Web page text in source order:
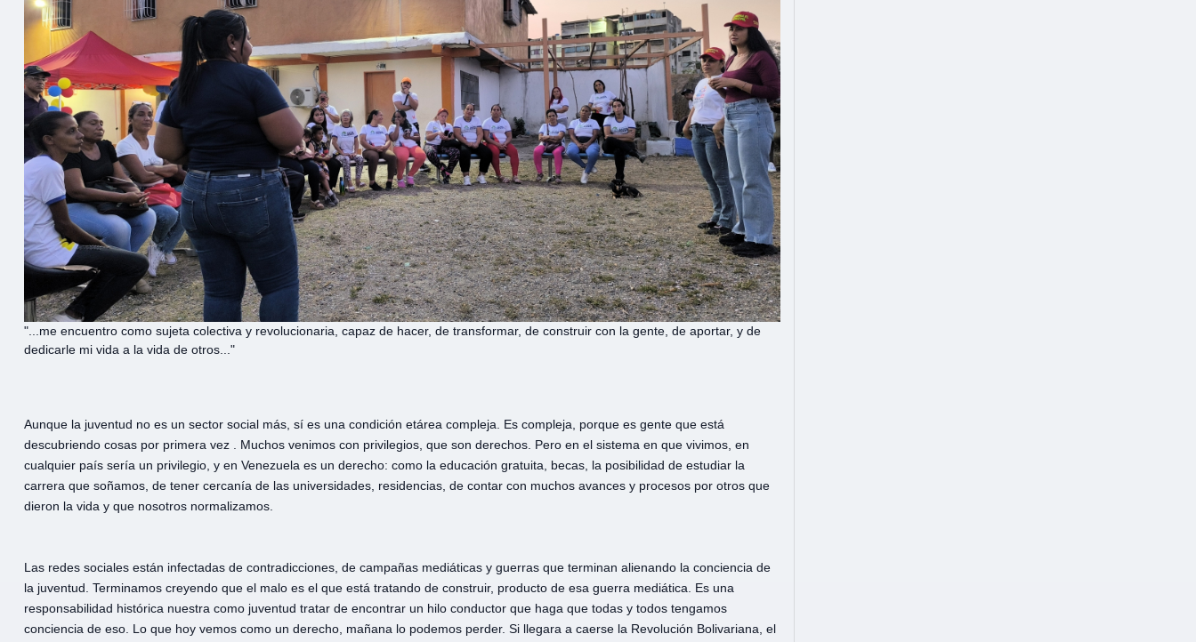
"...me encuentro como sujeta colectiva y revolucionaria, capaz de hacer, de transformar, de construir con la gente, de aportar, y de
dedicarle mi vida a la vida de otros..."
Aunque la juventud no es un sector social más, sí es una condición etárea compleja. Es compleja, porque es gente que está
descubriendo cosas por primera vez . Muchos venimos con privilegios, que son derechos. Pero en el sistema en que vivimos, en
cualquier país sería un privilegio, y en Venezuela es un derecho: como la educación gratuita, becas, la posibilidad de estudiar la
carrera que soñamos, de tener cercanía de las universidades, residencias, de contar con muchos avances y procesos por otros que
dieron la vida y que nosotros normalizamos.
Las redes sociales están infectadas de contradicciones, de campañas mediáticas y guerras que terminan alienando la conciencia de
la juventud. Terminamos creyendo que el malo es el que está tratando de construir, producto de esa guerra mediática. Es una
responsabilidad histórica nuestra como juventud tratar de encontrar un hilo conductor que haga que todas y todos tengamos
conciencia de eso. Lo que hoy vemos como un derecho, mañana lo podemos perder. Si llegara a caerse la Revolución Bolivariana, el